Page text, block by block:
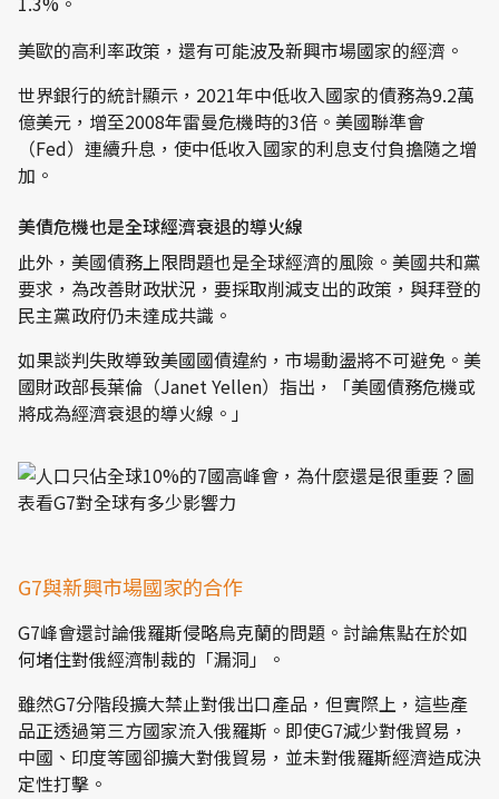
美歐的高利率政策，還有可能波及新興市場國家的經濟。
世界銀行的統計顯示，2021年中低收入國家的債務為9.2萬
億美元，增至2008年雷曼危機時的3倍。美國聯準會
（Fed）連續升息，使中低收入國家的利息支付負擔隨之增
加。
美債危機也是全球經濟衰退的導火線
此外，美國債務上限問題也是全球經濟的風險。美國共和黨
要求，為改善財政狀況，要採取削減支出的政策，與拜登的
民主黨政府仍未達成共識。
如果談判失敗導致美國國債違約，市場動盪將不可避免。美
國財政部長葉倫（Janet Yellen）指出，「美國債務危機或
將成為經濟衰退的導火線。」
G7與新興市場國家的合作
G7峰會還討論俄羅斯侵略烏克蘭的問題。討論焦點在於如
何堵住對俄經濟制裁的「漏洞」。
雖然G7分階段擴大禁止對俄出口產品，但實際上，這些產
品正透過第三方國家流入俄羅斯。即使G7減少對俄貿易，
中國、印度等國卻擴大對俄貿易，並未對俄羅斯經濟造成決
定性打擊。